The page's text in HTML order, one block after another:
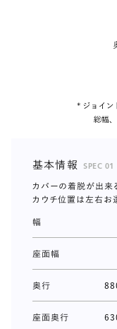
基本情報 SPEC 01
カバーの着脱が出来
カウチ位置は左右お
幅
座面幅
奥行
座面奥行